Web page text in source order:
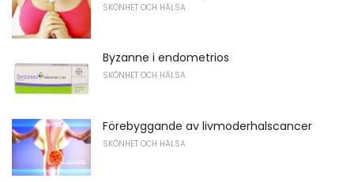
SKÖNHET OCH HÄLSA
Byzanne i endometrios
SKÖNHET OCH HÄLSA
Förebyggande av livmoderhalscancer
SKÖNHET OCH HÄLSA